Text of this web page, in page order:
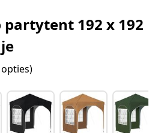
partytent 192 x 192